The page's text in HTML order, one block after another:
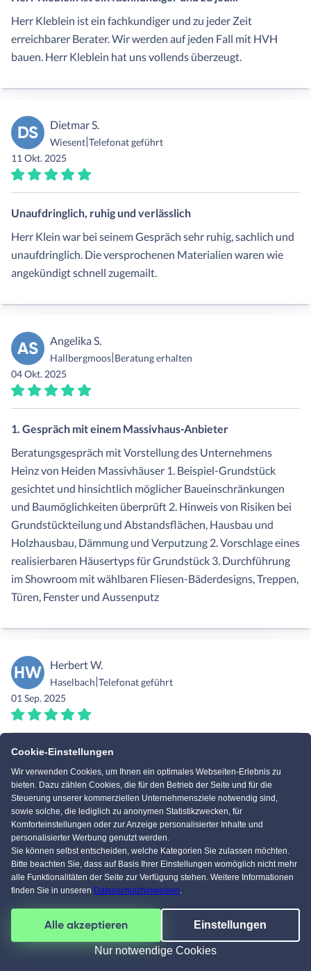
KI Chat
Herr Kleblein ist ein fachkundiger und zu jeder Zeit
erreichbarer Berater. Wir werden auf jeden Fall mit HVH
bauen. Herr Kleblein hat uns vollends überzeugt.
DS Dietmar S.
Wiesent|Telefonat geführt
11 Okt. 2025
Unaufdringlich, ruhig und verlässlich
Herr Klein war bei seinem Gespräch sehr ruhig, sachlich und
unaufdringlich. Die versprochenen Materialien waren wie
angekündigt schnell zugemailt.
AS Angelika S.
Hallbergmoos|Beratung erhalten
04 Okt. 2025
1. Gespräch mit einem Massivhaus-Anbieter
Beratungsgespräch mit Vorstellung des Unternehmens
Heinz von Heiden Massivhäuser 1. Beispiel-Grundstück
gesichtet und hinsichtlich möglicher Baueinschränkungen
und Baumöglichkeiten überprüft 2. Hinweis von Risiken bei
Grundstückteilung und Abstandsflächen, Hausbau und
Holzhausbau, Dämmung und Verputzung 2. Vorschlage eines
realisierbaren Häusertyps für Grundstück 3. Durchführung
im Showroom mit wählbaren Fliesen-Bäderdesigns, Treppen,
Türen, Fenster und Aussenputz
HW Herbert W.
Haselbach|Telefonat geführt
01 Sep. 2025
Sehr informatives Gespräch; Unterlagen erhalt...
Sehr informatives Gespräch; Unterlagen erhalten; Termin für
Zweitgespräch vereinbart
NH Nina H.
Fuchsmühl|Bauprojekt gestartet
30 Aug. 2025
So froh HvH und Familie Weidlich als unser Te...
Cookie-Einstellungen
Wir verwenden Cookies, um Ihnen ein optimales Webseiten-Erlebnis zu
bieten. Dazu zählen Cookies, die für den Betrieb der Seite und für die
Steuerung unserer kommerziellen Unternehmensziele notwendig sind,
sowie solche, die lediglich zu anonymen Statistikzwecken, für
Komforteinstellungen oder zur Anzeige personalisierter Inhalte und
personalisierter Werbung genutzt werden.
Sie können selbst entscheiden, welche Kategorien Sie zulassen möchten.
Bitte beachten Sie, dass auf Basis Ihrer Einstellungen womöglich nicht mehr
alle Funktionalitäten der Seite zur Verfügung stehen. Weitere Informationen
finden Sie in unseren Datenschutzhinweisen.
Alle akzeptieren Einstellungen
Nur notwendige Cookies